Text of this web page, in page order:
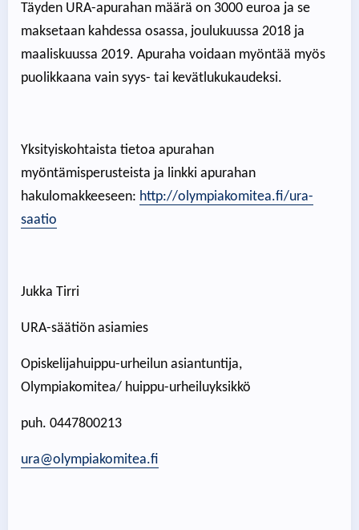
Täyden URA-apurahan määrä on 3000 euroa ja se
maksetaan kahdessa osassa, joulukuussa 2018 ja
maaliskuussa 2019. Apuraha voidaan myöntää myös
puolikkaana vain syys- tai kevätlukukaudeksi.
Yksityiskohtaista tietoa apurahan
myöntämisperusteista ja linkki apurahan
hakulomakkeeseen: http://olympiakomitea.fi/ura-
saatio
Jukka Tirri
URA-säätiön asiamies
Opiskelijahuippu-urheilun asiantuntija,
Olympiakomitea/ huippu-urheiluyksikkö
puh. 0447800213
ura@olympiakomitea.fi